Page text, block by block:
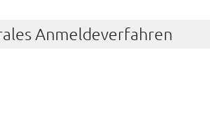
Anmeldeverfahren